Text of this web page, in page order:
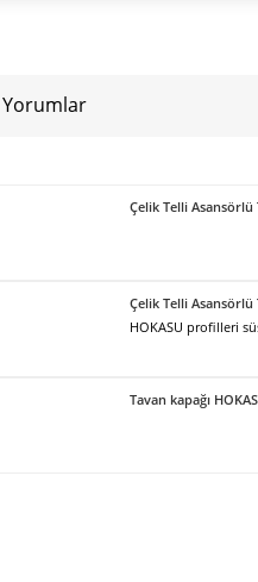
Yorumlar
Çelik Telli Asansörlü
Çelik Telli Asansörlü
HOKASU profilleri
Tavan kapağı